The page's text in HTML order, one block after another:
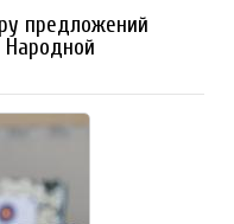
предложений
Народной